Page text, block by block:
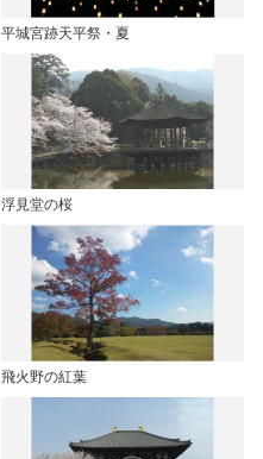
平城宮跡天平祭・夏
浮見堂の桜
飛火野の紅葉